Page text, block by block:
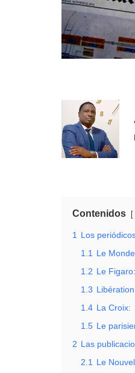
Contenidos
1
Los
1.1
Le
1.2 Le Figaro:
1.3
1.4 La Croix:
1.5 Le
2 Las
2.1
Le